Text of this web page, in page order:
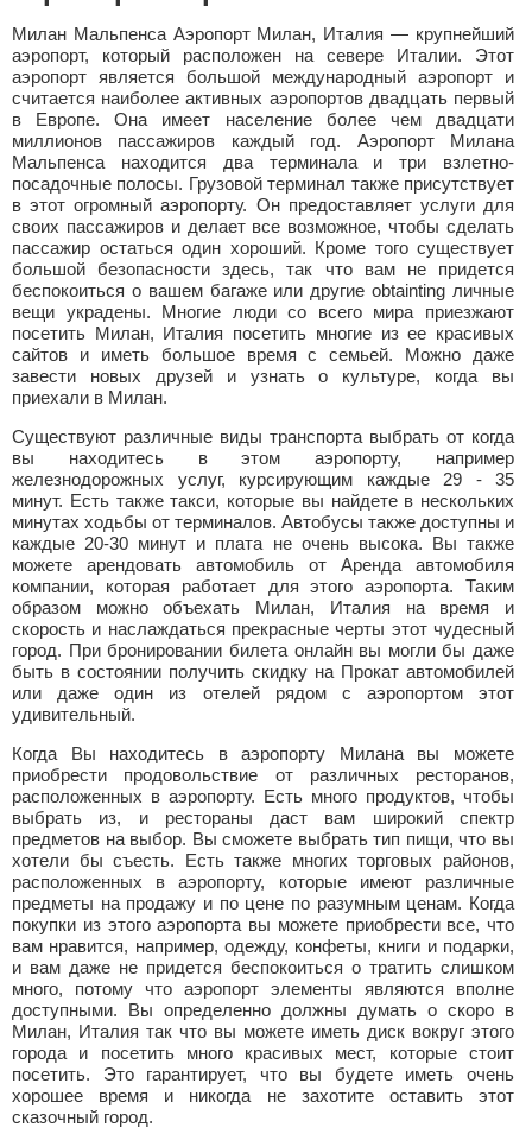
Милан Мальпенса Аэропорт Милан, Италия — крупнейший
аэропорт, который расположен на севере Италии. Этот
аэропорт является большой международный аэропорт и
считается наиболее активных аэропортов двадцать первый
в Европе. Она имеет население более чем двадцати
миллионов пассажиров каждый год. Аэропорт Милана
Мальпенса находится два терминала и три взлетно-
посадочные полосы. Грузовой терминал также присутствует
в этот огромный аэропорту. Он предоставляет услуги для
своих пассажиров и делает все возможное, чтобы сделать
пассажир остаться один хороший. Кроме того существует
большой безопасности здесь, так что вам не придется
беспокоиться о вашем багаже или другие obtainting личные
вещи украдены. Многие люди со всего мира приезжают
посетить Милан, Италия посетить многие из ее красивых
сайтов и иметь большое время с семьей. Можно даже
завести новых друзей и узнать о культуре, когда вы
приехали в Милан.
Существуют различные виды транспорта выбрать от когда
вы находитесь в этом аэропорту, например
железнодорожных услуг, курсирующим каждые 29 - 35
минут. Есть также такси, которые вы найдете в нескольких
минутах ходьбы от терминалов. Автобусы также доступны и
каждые 20-30 минут и плата не очень высока. Вы также
можете арендовать автомобиль от Аренда автомобиля
компании, которая работает для этого аэропорта. Таким
образом можно объехать Милан, Италия на время и
скорость и наслаждаться прекрасные черты этот чудесный
город. При бронировании билета онлайн вы могли бы даже
быть в состоянии получить скидку на Прокат автомобилей
или даже один из отелей рядом с аэропортом этот
удивительный.
Когда Вы находитесь в аэропорту Милана вы можете
приобрести продовольствие от различных ресторанов,
расположенных в аэропорту. Есть много продуктов, чтобы
выбрать из, и рестораны даст вам широкий спектр
предметов на выбор. Вы сможете выбрать тип пищи, что вы
хотели бы съесть. Есть также многих торговых районов,
расположенных в аэропорту, которые имеют различные
предметы на продажу и по цене по разумным ценам. Когда
покупки из этого аэропорта вы можете приобрести все, что
вам нравится, например, одежду, конфеты, книги и подарки,
и вам даже не придется беспокоиться о тратить слишком
много, потому что аэропорт элементы являются вполне
доступными. Вы определенно должны думать о скоро в
Милан, Италия так что вы можете иметь диск вокруг этого
города и посетить много красивых мест, которые стоит
посетить. Это гарантирует, что вы будете иметь очень
хорошее время и никогда не захотите оставить этот
сказочный город.